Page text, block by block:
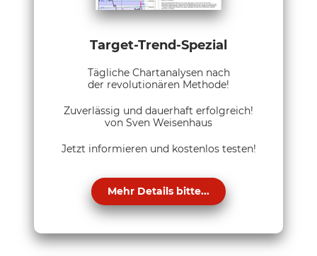
Target-Trend-Spezial
Tägliche Chartanalysen nach
der revolutionären Methode!
Zuverlässig und dauerhaft erfolgreich!
von Sven Weisenhaus
Jetzt informieren und kostenlos testen!
Mehr Details bitte...